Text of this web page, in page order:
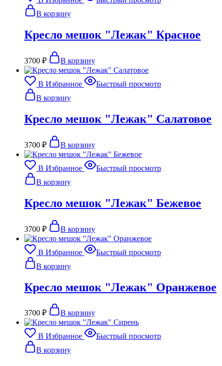
В корзину
Кресло мешок "Лежак" Красное
3700 ₽ В корзину
В Избранное
Быстрый просмотр
В корзину
Кресло мешок "Лежак" Салатовое
3700 ₽ В корзину
В Избранное
Быстрый просмотр
В корзину
Кресло мешок "Лежак" Бежевое
3700 ₽ В корзину
В Избранное
Быстрый просмотр
В корзину
Кресло мешок "Лежак" Оранжевое
3700 ₽ В корзину
В Избранное
Быстрый просмотр
В корзину